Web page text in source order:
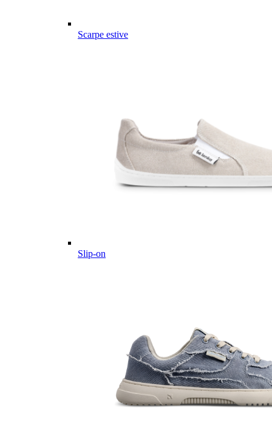
Scarpe estive
Slip-on